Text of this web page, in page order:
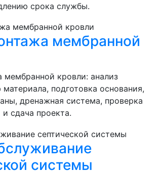
срока службы.
мембранной
кровли: анализ
подготовка основания,
дренажная система, проверка
сдача проекта.
системы